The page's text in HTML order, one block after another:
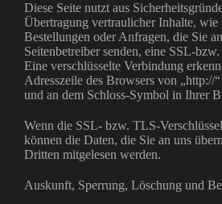
Diese Seite nutzt aus
Übertragung vertraulicher Inhalte, wie
Bestellungen oder Anfragen, die Sie
Seitenbetreiber senden, eine SSL-
Eine verschlüsselte Verbindung
Adresszeile des Browsers von „http://
und an dem Schloss-Symbol in Ihrer
Wenn die SSL- bzw. TLS-
können die Daten, die Sie an uns
Dritten mitgelesen werden.
Auskunft, Sperrung, Löschung und